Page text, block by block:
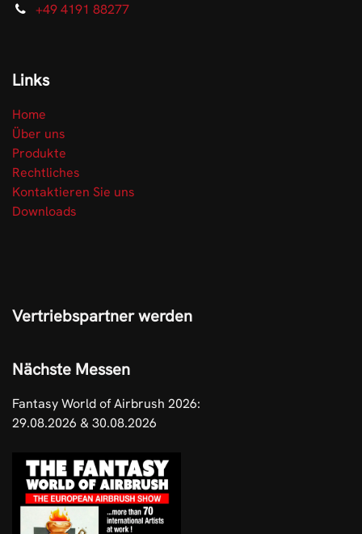
+49 4191 88277
Links
Home
Über uns
Produkte
Rechtliches
Kontaktieren Sie uns
Downloads
Vertriebspartner werden
Nächste Messen
Fantasy World of Airbrush 2026:
29.08.2026 & 30.08.2026